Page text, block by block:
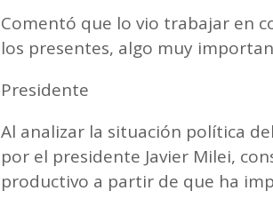
Comentó que lo vio trabajar en
los presentes, algo muy
Presidente
Al analizar la situación política
por el presidente Javier Milei,
productivo a partir de que ha